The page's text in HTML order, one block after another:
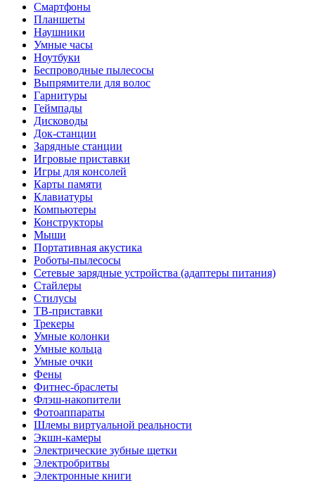
Смартфоны
Планшеты
Наушники
Умные часы
Ноутбуки
Беспроводные пылесосы
Выпрямители для волос
Гарнитуры
Геймпады
Дисководы
Док-станции
Зарядные станции
Игровые приставки
Игры для консолей
Карты памяти
Клавиатуры
Компьютеры
Конструкторы
Мыши
Портативная акустика
Роботы-пылесосы
Сетевые зарядные устройства (адаптеры питания)
Стайлеры
Стилусы
ТВ-приставки
Трекеры
Умные колонки
Умные кольца
Умные очки
Фены
Фитнес-браслеты
Флэш-накопители
Фотоаппараты
Шлемы виртуальной реальности
Экшн-камеры
Электрические зубные щетки
Электробритвы
Электронные книги